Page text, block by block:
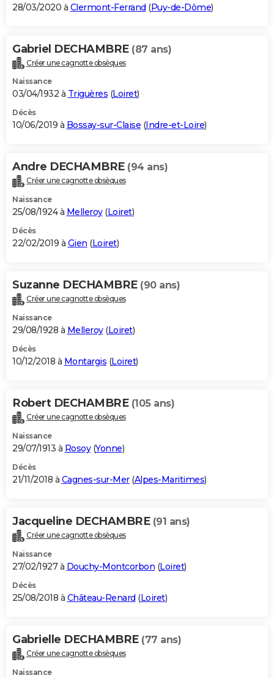
28/03/2020 à Clermont-Ferrand (Puy-de-Dôme)
Gabriel DECHAMBRE (87 ans)
Créer une cagnotte obsèques
Naissance
03/04/1932 à Triguères (Loiret)
Décès
10/06/2019 à Bossay-sur-Claise (Indre-et-Loire)
Andre DECHAMBRE (94 ans)
Créer une cagnotte obsèques
Naissance
25/08/1924 à Melleroy(Loiret)
Décès
22/02/2019 à Gien (Loiret)
Suzanne DECHAMBRE (90 ans)
Créer une cagnotte obsèques
Naissance
29/08/1928 à Melleroy(Loiret)
Décès
10/12/2018 à Montargis (Loiret)
Robert DECHAMBRE (105 ans)
Créer une cagnotte obsèques
Naissance
29/07/1913 à Rosoy(Yonne)
Décès
21/11/2018 à Cagnes-sur-Mer(Alpes-Maritimes)
Jacqueline DECHAMBRE (91 ans)
Créer une cagnotte obsèques
Naissance
27/02/1927 à Douchy-Montcorbon (Loiret)
Décès
25/08/2018 à Château-Renard (Loiret)
Gabrielle DECHAMBRE (77 ans)
Créer une cagnotte obsèques
Naissance